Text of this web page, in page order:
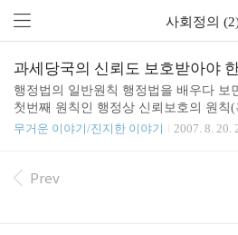
사회정의
과세당국의 신뢰도 보호받아야
행정법의 일반원칙 행정법을 배우다 보
첫번째 원칙인 행정상 신뢰보호의 원칙
금반언의 원칙이라고도 합니다)을 보면
이다. 그런데, 이 신뢰보호의 원칙은 인
무거운 이야기/진지한 이야기 2007. 8. 20.
Prev